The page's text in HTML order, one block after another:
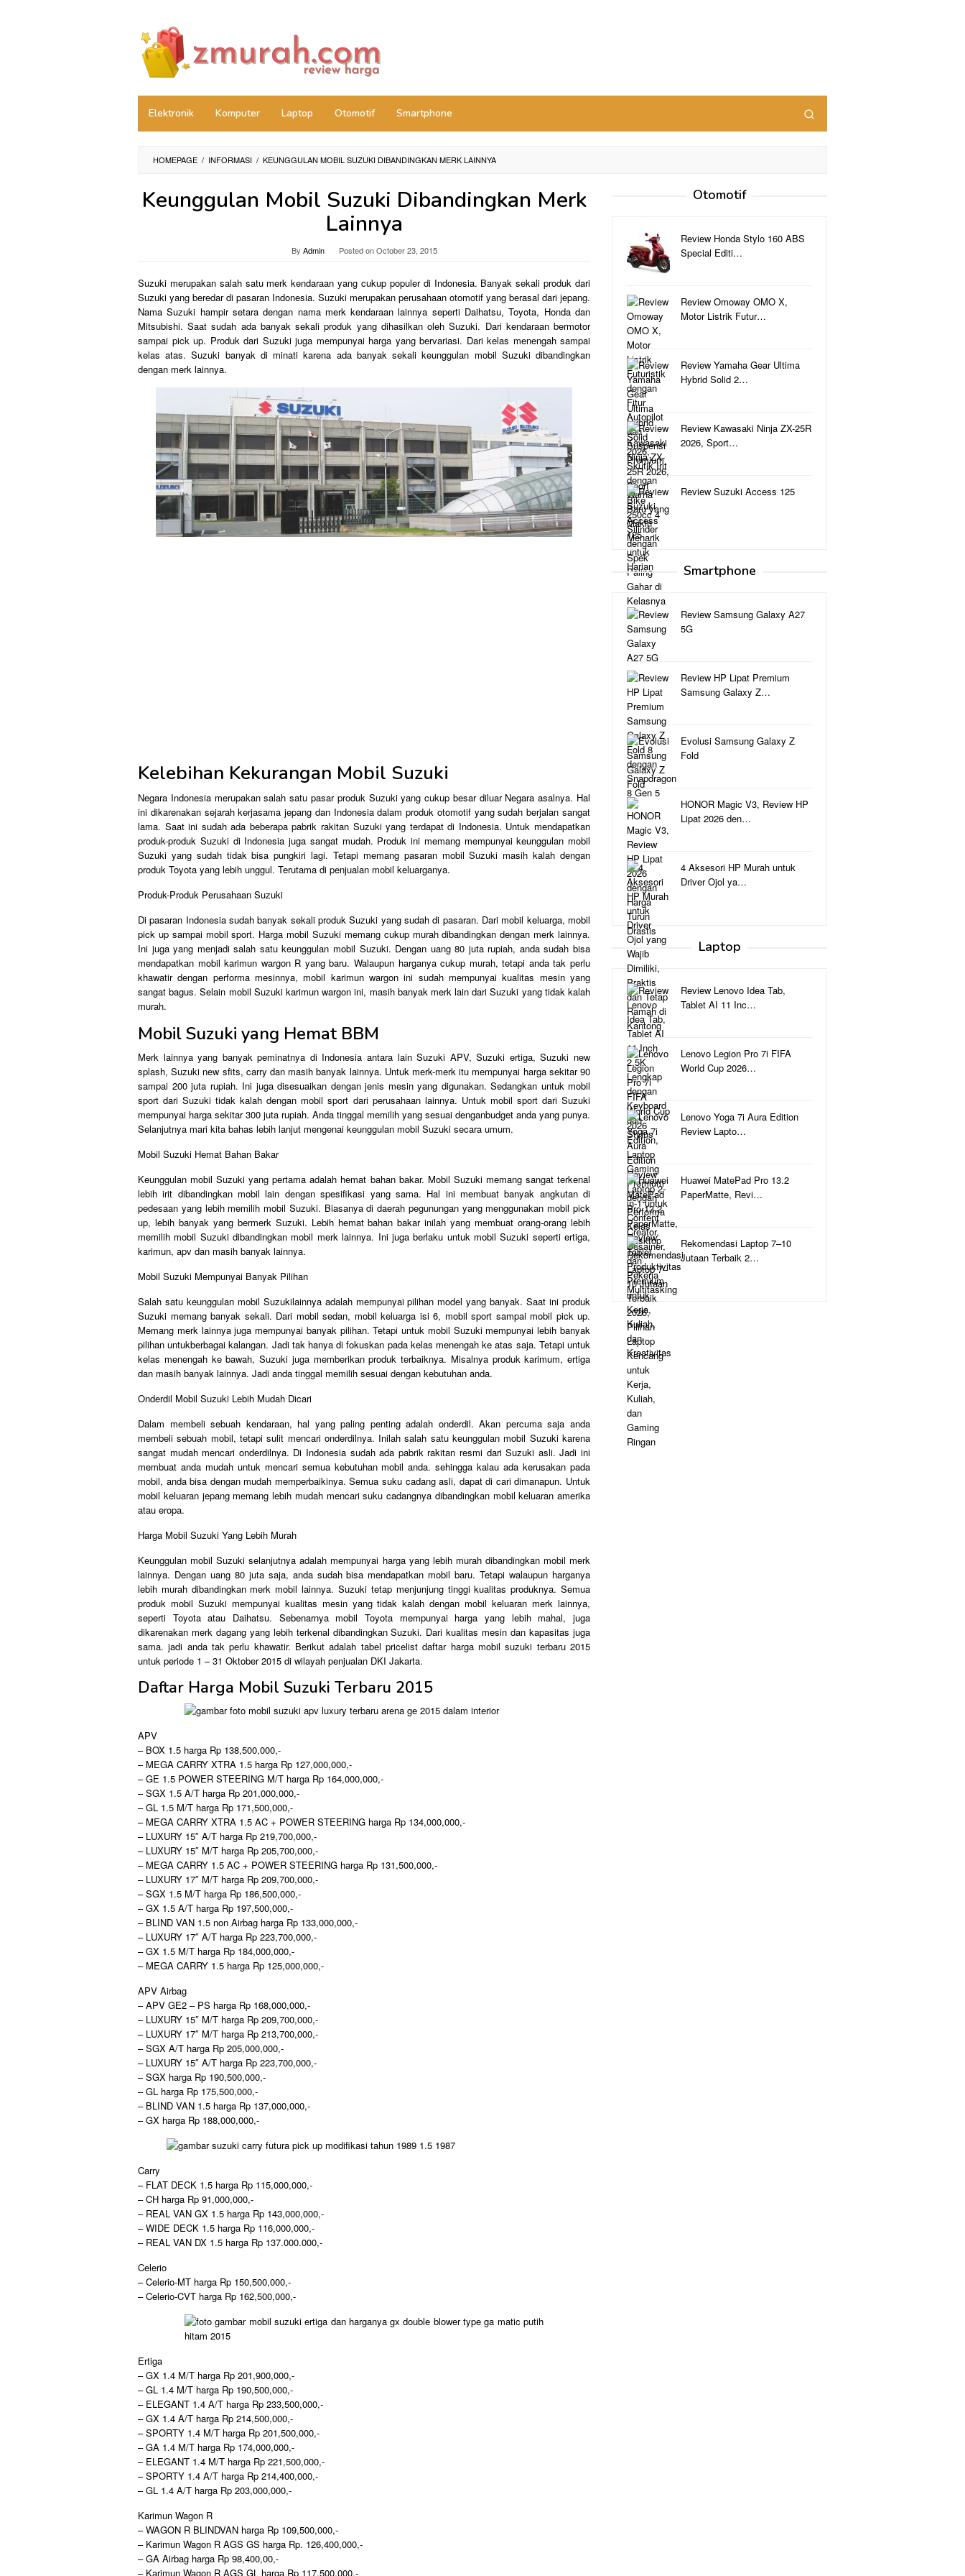
Elektronik Komputer Laptop Otomotif Smartphone
HOMEPAGE / INFORMASI / KEUNGGULAN MOBIL SUZUKI DIBANDINGKAN MERK LAINNYA
Keunggulan Mobil Suzuki Dibandingkan Merk
Lainnya
By Admin Posted onOctober 23, 2015
Suzuki merupakan salah satu merk kendaraan yang cukup populer di Indonesia. Banyak sekali produk dari
Suzuki yang beredar di pasaran Indonesia. Suzuki merupakan perusahaan otomotif yang berasal dari jepang.
Nama Suzuki hampir setara dengan nama merk kendaraan lainnya seperti Daihatsu, Toyota, Honda dan
Mitsubishi. Saat sudah ada banyak sekali produk yang dihasilkan oleh Suzuki. Dari kendaraan bermotor
sampai pick up. Produk dari Suzuki juga mempunyai harga yang bervariasi. Dari kelas menengah sampai
kelas atas. Suzuki banyak di minati karena ada banyak sekali keunggulan mobil Suzuki dibandingkan
dengan merk lainnya.
Kelebihan Kekurangan Mobil Suzuki
Negara Indonesia merupakan salah satu pasar produk Suzuki yang cukup besar diluar Negara asalnya. Hal
ini dikarenakan sejarah kerjasama jepang dan Indonesia dalam produk otomotif yang sudah berjalan sangat
lama. Saat ini sudah ada beberapa pabrik rakitan Suzuki yang terdapat di Indonesia. Untuk mendapatkan
produk-produk Suzuki di Indonesia juga sangat mudah. Produk ini memang mempunyai keunggulan mobil
Suzuki yang sudah tidak bisa pungkiri lagi. Tetapi memang pasaran mobil Suzuki masih kalah dengan
produk Toyota yang lebih unggul. Terutama di penjualan mobil keluarganya.
Produk-Produk Perusahaan Suzuki
Di pasaran Indonesia sudah banyak sekali produk Suzuki yang sudah di pasaran. Dari mobil keluarga, mobil
pick up sampai mobil sport. Harga mobil Suzuki memang cukup murah dibandingkan dengan merk lainnya.
Ini juga yang menjadi salah satu keunggulan mobil Suzuki. Dengan uang 80 juta rupiah, anda sudah bisa
mendapatkan mobil karimun wargon R yang baru. Walaupun harganya cukup murah, tetapi anda tak perlu
khawatir dengan performa mesinnya, mobil karimun wargon ini sudah mempunyai kualitas mesin yang
sangat bagus. Selain mobil Suzuki karimun wargon ini, masih banyak merk lain dari Suzuki yang tidak kalah
murah.
Mobil Suzuki yang Hemat BBM
Merk lainnya yang banyak peminatnya di Indonesia antara lain Suzuki APV, Suzuki ertiga, Suzuki new
splash, Suzuki new sfits, carry dan masih banyak lainnya. Untuk merk-merk itu mempunyai harga sekitar 90
sampai 200 juta rupiah. Ini juga disesuaikan dengan jenis mesin yang digunakan. Sedangkan untuk mobil
sport dari Suzuki tidak kalah dengan mobil sport dari perusahaan lainnya. Untuk mobil sport dari Suzuki
mempunyai harga sekitar 300 juta rupiah. Anda tinggal memilih yang sesuai denganbudget anda yang punya.
Selanjutnya mari kita bahas lebih lanjut mengenai keunggulan mobil Suzuki secara umum.
Mobil Suzuki Hemat Bahan Bakar
Keunggulan mobil Suzuki yang pertama adalah hemat bahan bakar. Mobil Suzuki memang sangat terkenal
lebih irit dibandingkan mobil lain dengan spesifikasi yang sama. Hal ini membuat banyak angkutan di
pedesaan yang lebih memilih mobil Suzuki. Biasanya di daerah pegunungan yang menggunakan mobil pick
up, lebih banyak yang bermerk Suzuki. Lebih hemat bahan bakar inilah yang membuat orang-orang lebih
memilih mobil Suzuki dibandingkan mobil merk lainnya. Ini juga berlaku untuk mobil Suzuki seperti ertiga,
karimun, apv dan masih banyak lainnya.
Mobil Suzuki Mempunyai Banyak Pilihan
Salah satu keunggulan mobil Suzukilainnya adalah mempunyai pilihan model yang banyak. Saat ini produk
Suzuki memang banyak sekali. Dari mobil sedan, mobil keluarga isi 6, mobil sport sampai mobil pick up.
Memang merk lainnya juga mempunyai banyak pilihan. Tetapi untuk mobil Suzuki mempunyai lebih banyak
pilihan untukberbagai kalangan. Jadi tak hanya di fokuskan pada kelas menengah ke atas saja. Tetapi untuk
kelas menengah ke bawah, Suzuki juga memberikan produk terbaiknya. Misalnya produk karimum, ertiga
dan masih banyak lainnya. Jadi anda tinggal memilih sesuai dengan kebutuhan anda.
Onderdil Mobil Suzuki Lebih Mudah Dicari
Dalam membeli sebuah kendaraan, hal yang paling penting adalah onderdil. Akan percuma saja anda
membeli sebuah mobil, tetapi sulit mencari onderdilnya. Inilah salah satu keunggulan mobil Suzuki karena
sangat mudah mencari onderdilnya. Di Indonesia sudah ada pabrik rakitan resmi dari Suzuki asli. Jadi ini
membuat anda mudah untuk mencari semua kebutuhan mobil anda. sehingga kalau ada kerusakan pada
mobil, anda bisa dengan mudah memperbaikinya. Semua suku cadang asli, dapat di cari dimanapun. Untuk
mobil keluaran jepang memang lebih mudah mencari suku cadangnya dibandingkan mobil keluaran amerika
atau eropa.
Harga Mobil Suzuki Yang Lebih Murah
Keunggulan mobil Suzuki selanjutnya adalah mempunyai harga yang lebih murah dibandingkan mobil merk
lainnya. Dengan uang 80 juta saja, anda sudah bisa mendapatkan mobil baru. Tetapi walaupun harganya
lebih murah dibandingkan merk mobil lainnya. Suzuki tetap menjunjung tinggi kualitas produknya. Semua
produk mobil Suzuki mempunyai kualitas mesin yang tidak kalah dengan mobil keluaran merk lainnya,
seperti Toyota atau Daihatsu. Sebenarnya mobil Toyota mempunyai harga yang lebih mahal, juga
dikarenakan merk dagang yang lebih terkenal dibandingkan Suzuki. Dari kualitas mesin dan kapasitas juga
sama. jadi anda tak perlu khawatir. Berikut adalah tabel pricelist daftar harga mobil suzuki terbaru 2015
untuk periode 1 – 31 Oktober 2015 di wilayah penjualan DKI Jakarta.
Daftar Harga Mobil Suzuki Terbaru 2015
APV
– BOX 1.5 harga Rp 138,500,000,-
– MEGA CARRY XTRA 1.5 harga Rp 127,000,000,-
– GE 1.5 POWER STEERING M/T harga Rp 164,000,000,-
– SGX 1.5 A/T harga Rp 201,000,000,-
– GL 1.5 M/T harga Rp 171,500,000,-
– MEGA CARRY XTRA 1.5 AC + POWER STEERING harga Rp 134,000,000,-
– LUXURY 15″ A/T harga Rp 219,700,000,-
– LUXURY 15″ M/T harga Rp 205,700,000,-
– MEGA CARRY 1.5 AC + POWER STEERING harga Rp 131,500,000,-
– LUXURY 17″ M/T harga Rp 209,700,000,-
– SGX 1.5 M/T harga Rp 186,500,000,-
– GX 1.5 A/T harga Rp 197,500,000,-
– BLIND VAN 1.5 non Airbag harga Rp 133,000,000,-
– LUXURY 17″ A/T harga Rp 223,700,000,-
– GX 1.5 M/T harga Rp 184,000,000,-
– MEGA CARRY 1.5 harga Rp 125,000,000,-
APV Airbag
– APV GE2 – PS harga Rp 168,000,000,-
– LUXURY 15″ M/T harga Rp 209,700,000,-
– LUXURY 17″ M/T harga Rp 213,700,000,-
– SGX A/T harga Rp 205,000,000,-
– LUXURY 15″ A/T harga Rp 223,700,000,-
– SGX harga Rp 190,500,000,-
– GL harga Rp 175,500,000,-
– BLIND VAN 1.5 harga Rp 137,000,000,-
– GX harga Rp 188,000,000,-
Carry
– FLAT DECK 1.5 harga Rp 115,000,000,-
– CH harga Rp 91,000,000,-
– REAL VAN GX 1.5 harga Rp 143,000,000,-
– WIDE DECK 1.5 harga Rp 116,000,000,-
– REAL VAN DX 1.5 harga Rp 137.000.000,-
Celerio
– Celerio-MT harga Rp 150,500,000,-
– Celerio-CVT harga Rp 162,500,000,-
Ertiga
– GX 1.4 M/T harga Rp 201,900,000,-
– GL 1.4 M/T harga Rp 190,500,000,-
– ELEGANT 1.4 A/T harga Rp 233,500,000,-
– GX 1.4 A/T harga Rp 214,500,000,-
– SPORTY 1.4 M/T harga Rp 201,500,000,-
– GA 1.4 M/T harga Rp 174,000,000,-
– ELEGANT 1.4 M/T harga Rp 221,500,000,-
– SPORTY 1.4 A/T harga Rp 214,400,000,-
– GL 1.4 A/T harga Rp 203,000,000,-
Karimun Wagon R
– WAGON R BLINDVAN harga Rp 109,500,000,-
– Karimun Wagon R AGS GS harga Rp. 126,400,000,-
– GA Airbag harga Rp 98,400,00,-
– Karimun Wagon R AGS GL harga Rp 117,500,000,-
Otomotif
Review Honda Stylo 160 ABS
Special Editi…
Review Omoway OMO X,
Motor Listrik Futur…
Review Yamaha Gear Ultima
Hybrid Solid 2…
Review Kawasaki Ninja ZX-25R
2026, Sport…
Review Suzuki Access 125
Smartphone
Review Samsung Galaxy A27
5G
Review HP Lipat Premium
Samsung Galaxy Z…
Evolusi Samsung Galaxy Z
Fold
HONOR Magic V3, Review HP
Lipat 2026 den…
4 Aksesori HP Murah untuk
Driver Ojol ya…
Laptop
Review Lenovo Idea Tab,
Tablet AI 11 Inc…
Lenovo Legion Pro 7i FIFA
World Cup 2026…
Lenovo Yoga 7i Aura Edition
Review Lapto…
Huawei MatePad Pro 13.2
PaperMatte, Revi…
Rekomendasi Laptop 7–10
Jutaan Terbaik 2…